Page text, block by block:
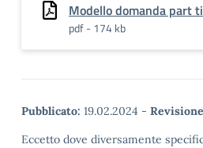
Modello domanda part
pdf - 174 kb
Pubblicato: 19.02.2024 -
Eccetto dove diversamente